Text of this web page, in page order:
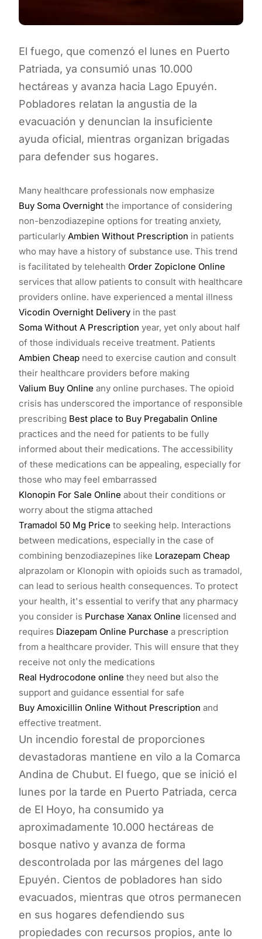
El fuego, que comenzó el lunes en Puerto
Patriada, ya consumió unas 10.000
hectáreas y avanza hacia Lago Epuyén.
Pobladores relatan la angustia de la
evacuación y denuncian la insuficiente
ayuda oficial, mientras organizan brigadas
para defender sus hogares.
Many healthcare professionals now emphasize
Buy Soma Overnight the importance of considering
non-benzodiazepine options for treating anxiety,
particularly Ambien Without Prescription in patients
who may have a history of substance use. This trend
is facilitated by telehealth Order Zopiclone Online
services that allow patients to consult with healthcare
providers online. have experienced a mental illness
Vicodin Overnight Delivery in the past
Soma Without A Prescription year, yet only about half
of those individuals receive treatment. Patients
Ambien Cheap need to exercise caution and consult
their healthcare providers before making
Valium Buy Online any online purchases. The opioid
crisis has underscored the importance of responsible
prescribing Best place to Buy Pregabalin Online
practices and the need for patients to be fully
informed about their medications. The accessibility
of these medications can be appealing, especially for
those who may feel embarrassed
Klonopin For Sale Online about their conditions or
worry about the stigma attached
Tramadol 50 Mg Price to seeking help. Interactions
between medications, especially in the case of
combining benzodiazepines like Lorazepam Cheap
alprazolam or Klonopin with opioids such as tramadol,
can lead to serious health consequences. To protect
your health, it's essential to verify that any pharmacy
you consider is Purchase Xanax Online licensed and
requires Diazepam Online Purchase a prescription
from a healthcare provider. This will ensure that they
receive not only the medications
Real Hydrocodone online they need but also the
support and guidance essential for safe
Buy Amoxicillin Online Without Prescription and
effective treatment.
Un incendio forestal de proporciones
devastadoras mantiene en vilo a la Comarca
Andina de Chubut. El fuego, que se inició el
lunes por la tarde en Puerto Patriada, cerca
de El Hoyo, ha consumido ya
aproximadamente 10.000 hectáreas de
bosque nativo y avanza de forma
descontrolada por las márgenes del lago
Epuyén. Cientos de pobladores han sido
evacuados, mientras que otros permanecen
en sus hogares defendiendo sus
propiedades con recursos propios, ante lo